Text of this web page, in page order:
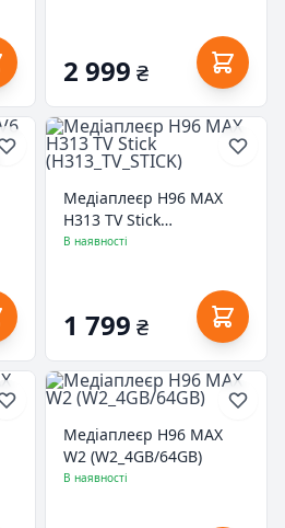
2 999 ₴
Медіаплеєр H96 MAX
H313 TV Stick
(H313_TV_STICK)
В наявності
1 799 ₴
Медіаплеєр H96 MAX
W2 (W2_4GB/64GB)
В наявності